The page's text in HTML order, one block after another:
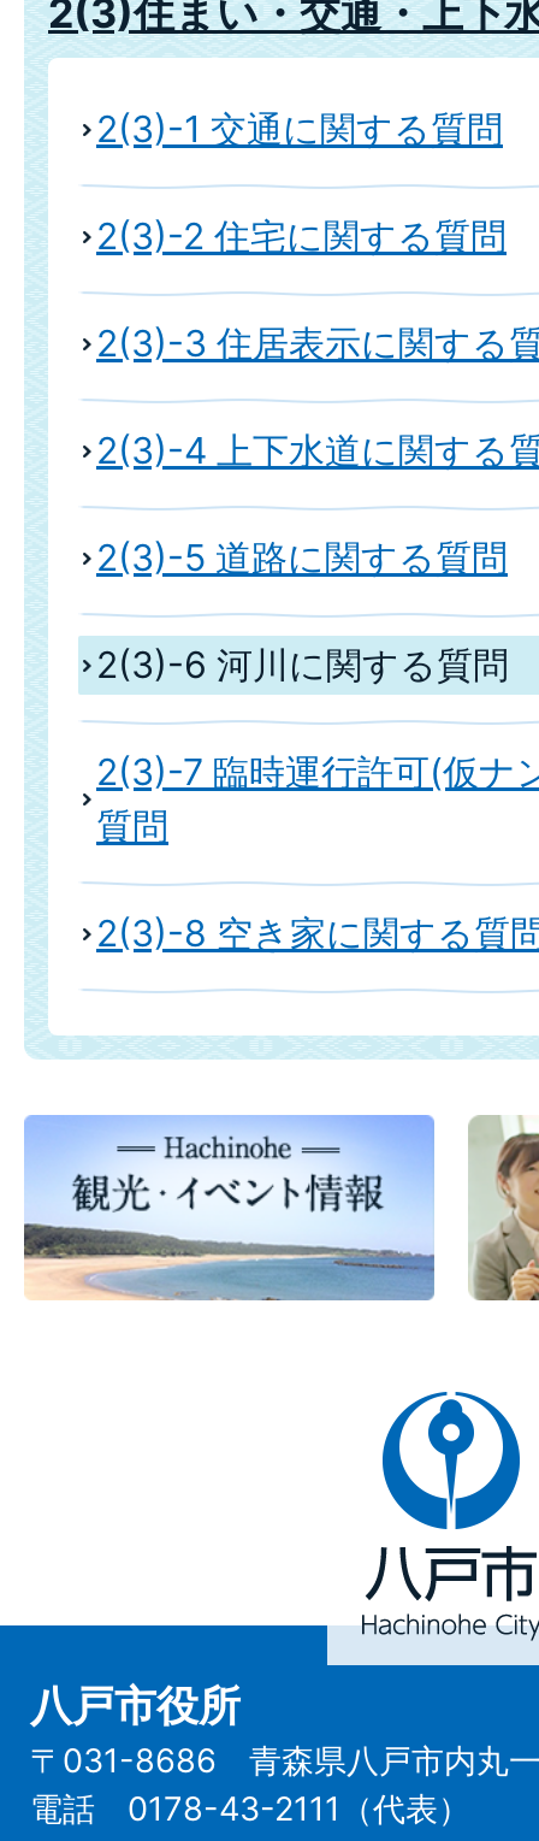
2(3)住まい・交通・上下
2(3)-1 交通に関する質問
2(3)-2 住宅に関する質問
2(3)-3 住居表示に関する
2(3)-4 上下水道に関する
2(3)-5 道路に関する質問
2(3)-6 河川に関する質問
2(3)-7 臨時運行許可(仮ナ
質問
2(3)-8 空き家に関する質
八
戸
Hachinohe
City
八戸市役所
〒031-8686 青森県八戸市内丸一
電話 0178-43-2111（代表）